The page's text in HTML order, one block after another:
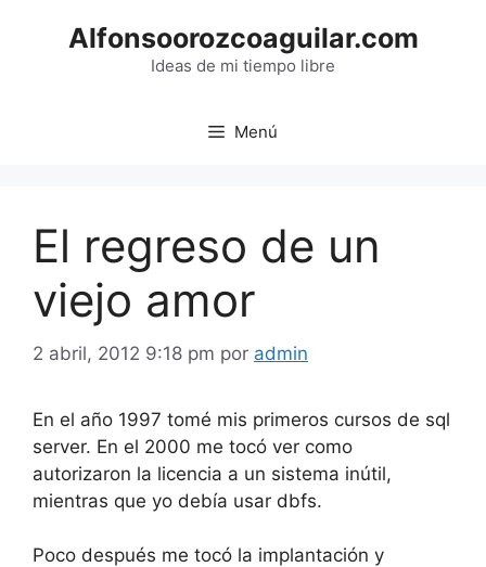
Alfonsoorozcoaguilar.com
Ideas de mi tiempo libre
Menú
El regreso de un
viejo amor
2 abril, 2012 9:18 pm por admin
En el año 1997 tomé mis primeros cursos de sql
server. En el 2000 me tocó ver como
autorizaron la licencia a un sistema inútil,
mientras que yo debía usar dbfs.
Poco después me tocó la implantación y